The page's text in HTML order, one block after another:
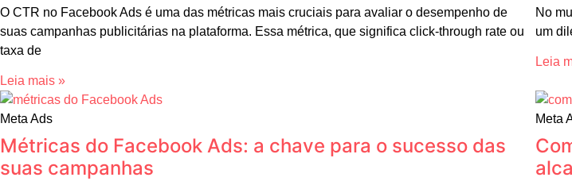
O CTR no Facebook Ads é uma das métricas mais cruciais para avaliar o desempenho de
suas campanhas publicitárias na plataforma. Essa métrica, que significa click-through rate ou
taxa de
Leia mais »
No
um
Leia
Meta Ads
Métricas do Facebook Ads: a chave para o sucesso das
suas campanhas
Meta